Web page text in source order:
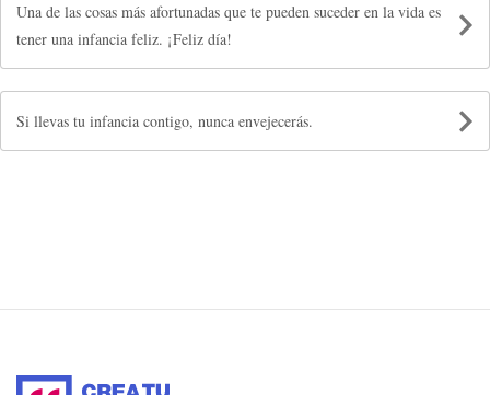
Una de las cosas más afortunadas que te pueden suceder en la vida es
tener una infancia feliz. ¡Feliz día!
Si llevas tu infancia contigo, nunca envejecerás.